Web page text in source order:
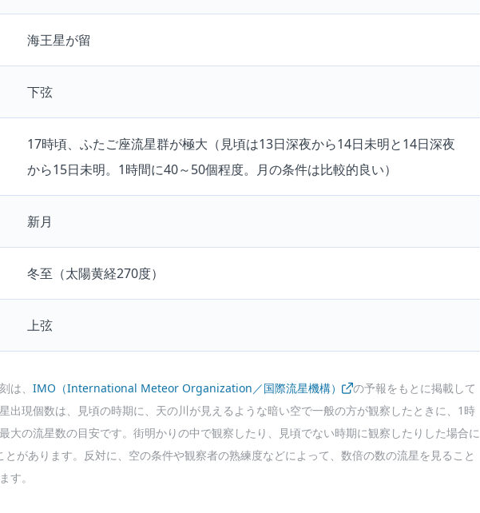
海王星が留
下弦
17時頃、ふたご座流星群が極大（見頃は13日深夜から14日未明と14日深夜
から15日未明。1時間に40～50個程度。月の条件は比較的良い）
新月
冬至（太陽黄経270度）
上弦
は、 IMO（International Meteor Organization／国際流星機構）
の予報をもとに掲載して
出現個数は、見頃の時期に、天の川が見えるような暗い空で一般の方が観察したときに、1時
大の流星数の目安です。街明かりの中で観察したり、見頃でない時期に観察したりした場合に
とがあります。反対に、空の条件や観察者の熟練度などによって、数倍の数の流星を見ること
す。